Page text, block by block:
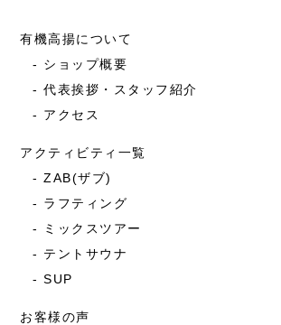
有機高揚について
ショップ概要
代表挨拶・スタッフ紹介
アクセス
アクティビティ一覧
ZAB(ザブ)
ラフティング
ミックスツアー
テントサウナ
SUP
お客様の声